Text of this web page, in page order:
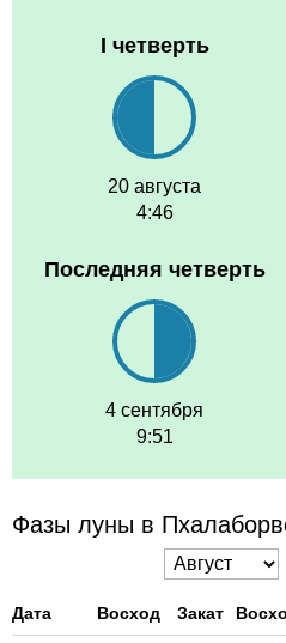
I четверть
20 августа
4:46
Последняя четверть
4 сентября
9:51
Фазы луны в
Дата Восход Закат